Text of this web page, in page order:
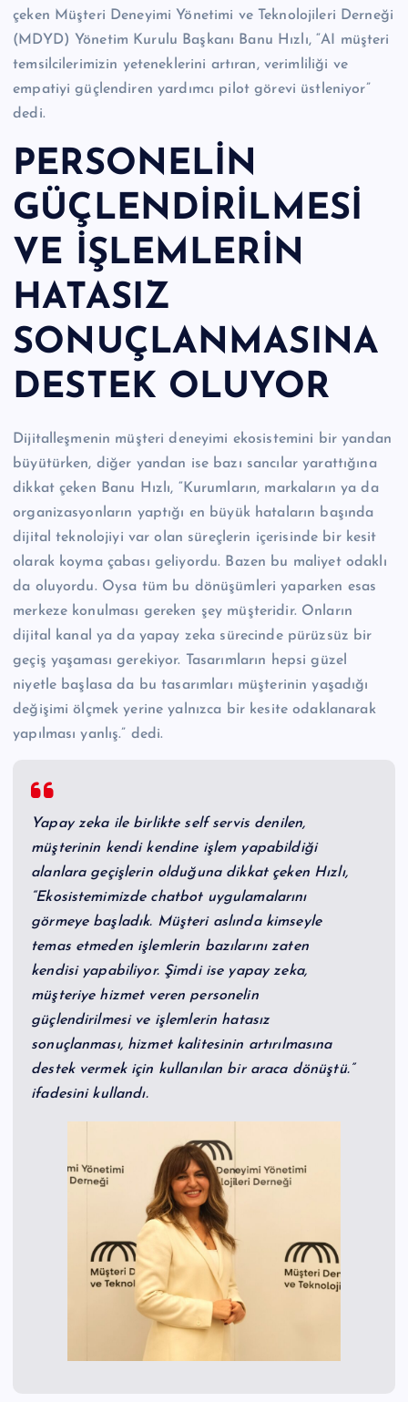
çeken Müşteri Deneyimi Yönetimi ve Teknolojileri Derneği
(MDYD) Yönetim Kurulu Başkanı Banu Hızlı, “AI müşteri
temsilcilerimizin yeteneklerini artıran, verimliliği ve
empatiyi güçlendiren yardımcı pilot görevi üstleniyor”
dedi.
PERSONELİN
GÜÇLENDİRİLMESİ
VE İŞLEMLERİN
HATASIZ
SONUÇLANMASINA
DESTEK OLUYOR
Dijitalleşmenin müşteri deneyimi ekosistemini bir yandan
büyütürken, diğer yandan ise bazı sancılar yarattığına
dikkat çeken Banu Hızlı, “Kurumların, markaların ya da
organizasyonların yaptığı en büyük hataların başında
dijital teknolojiyi var olan süreçlerin içerisinde bir kesit
olarak koyma çabası geliyordu. Bazen bu maliyet odaklı
da oluyordu. Oysa tüm bu dönüşümleri yaparken esas
merkeze konulması gereken şey müşteridir. Onların
dijital kanal ya da yapay zeka sürecinde pürüzsüz bir
geçiş yaşaması gerekiyor. Tasarımların hepsi güzel
niyetle başlasa da bu tasarımları müşterinin yaşadığı
değişimi ölçmek yerine yalnızca bir kesite odaklanarak
yapılması yanlış.” dedi.
Yapay zeka ile birlikte self servis denilen,
müşterinin kendi kendine işlem yapabildiği
alanlara geçişlerin olduğuna dikkat çeken Hızlı,
“Ekosistemimizde chatbot uygulamalarını
görmeye başladık. Müşteri aslında kimseyle
temas etmeden işlemlerin bazılarını zaten
kendisi yapabiliyor. Şimdi ise yapay zeka,
müşteriye hizmet veren personelin
güçlendirilmesi ve işlemlerin hatasız
sonuçlanması, hizmet kalitesinin artırılmasına
destek vermek için kullanılan bir araca dönüştü.”
ifadesini kullandı.